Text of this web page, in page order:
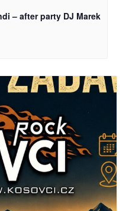
– after party DJ Marek